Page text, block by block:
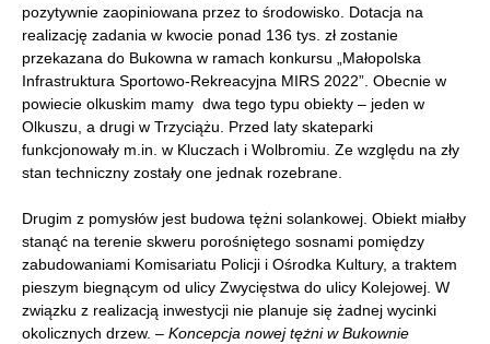
pozytywnie zaopiniowana przez to środowisko. Dotacja na
realizację zadania w kwocie ponad 136 tys. zł zostanie
przekazana do Bukowna w ramach konkursu „Małopolska
Infrastruktura Sportowo-Rekreacyjna MIRS 2022”. Obecnie w
powiecie olkuskim mamy dwa tego typu obiekty – jeden w
Olkuszu, a drugi w Trzyciążu. Przed laty skateparki
funkcjonowały m.in. w Kluczach i Wolbromiu. Ze względu na zły
stan techniczny zostały one jednak rozebrane.
Drugim z pomysłów jest budowa tężni solankowej. Obiekt miałby
stanąć na terenie skweru porośniętego sosnami pomiędzy
zabudowaniami Komisariatu Policji i Ośrodka Kultury, a traktem
pieszym biegnącym od ulicy Zwycięstwa do ulicy Kolejowej. W
związku z realizacją inwestycji nie planuje się żadnej wycinki
okolicznych drzew. – Koncepcja nowej tężni w Bukownie